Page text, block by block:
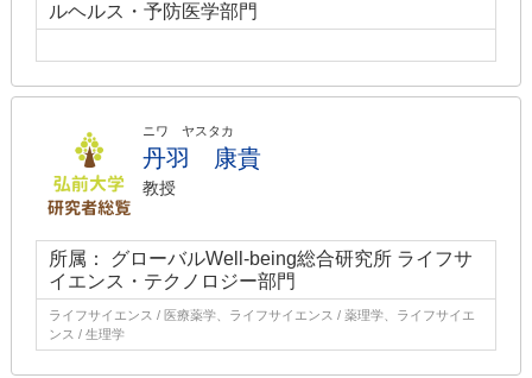
ルヘルス・予防医学部門
ニワ ヤスタカ
丹羽 康貴
教授
所属： グローバルWell-being総合研究所 ライフサ
イエンス・テクノロジー部門
ライフサイエンス / 医療薬学、ライフサイエンス / 薬理学、ライフサイエ
ンス / 生理学